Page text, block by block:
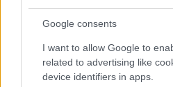
Google consents
I want to allow Google to
related to advertising like
device identifiers in apps.